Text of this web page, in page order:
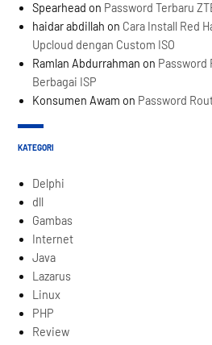
Spearhead on Password Terbaru
haidar abdillah on Cara Install Red
Upcloud dengan Custom ISO
Ramlan Abdurrahman on Password
Berbagai ISP
Konsumen Awam on Password
KATEGORI
Delphi
dll
Gambas
Internet
Java
Lazarus
Linux
PHP
Review